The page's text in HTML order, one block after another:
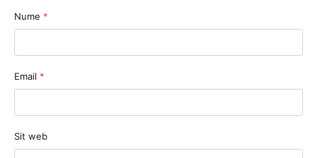
Nume *
Email *
Sit web